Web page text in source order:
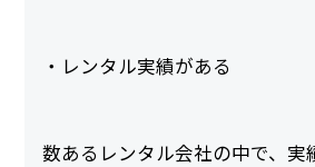
・レンタル実績がある
数あるレンタル会社の中で、実